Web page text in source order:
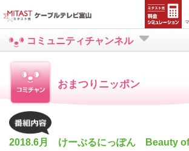
コミュニティチャンネル
おまつりニッポン
2018.6月 けーぶるにっぽん Beauty